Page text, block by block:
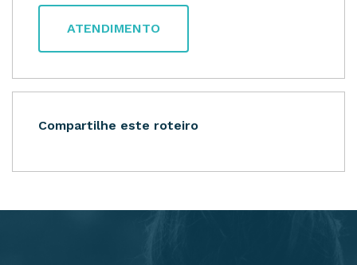
ATENDIMENTO
Compartilhe este roteiro